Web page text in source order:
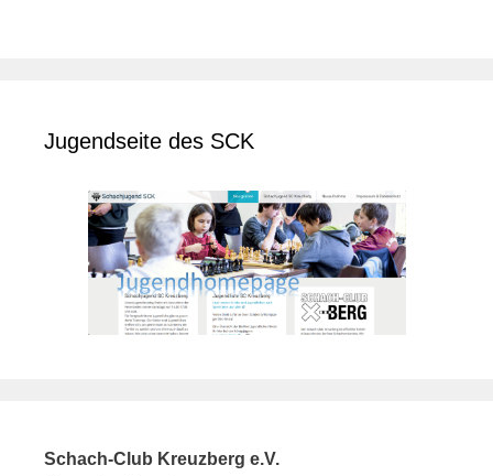
Jugendseite des SCK
Schach-Club Kreuzberg e.V.